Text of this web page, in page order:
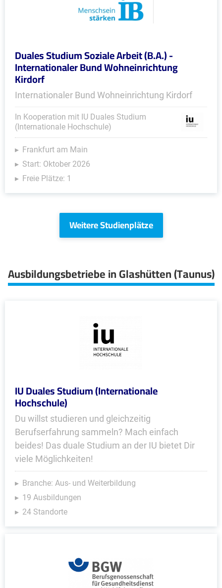
Duales Studium Soziale Arbeit (B.A.) -
Internationaler Bund Wohneinrichtung
Kirdorf
Internationaler Bund Wohneinrichtung Kirdorf
In Kooperation mit IU Duales Studium
(Internationale Hochschule)
Frankfurt am Main
Start: Oktober 2026
Freie Plätze: 1
Weitere Studienplätze
Ausbildungsbetriebe in Glashütten (Taunus)
IU Duales Studium (Internationale
Hochschule)
Du willst studieren und gleichzeitig
Berufserfahrung sammeln? Mach einfach
beides! Das duale Studium an der IU bietet Dir
viele Möglichkeiten!
Branche: Aus- und Weiterbildung
19 Ausbildungen
24 Standorte